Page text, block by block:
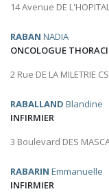
14 Avenue DE
RABAN NADIA
ONCOLOGUE
2 Rue DE LA MILETRIE
RABALLAND Blandine
INFIRMIER
3 Boulevard DES
RABARIN Emmanuelle
INFIRMIER